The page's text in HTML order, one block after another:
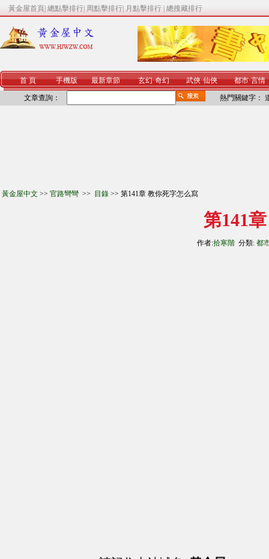
黃金屋首頁 總點擊排行 周點擊排行 月點擊排行 總搜藏排行
首 頁 手機版 最新章節 玄幻·奇幻 武俠·仙俠 都市·言情
文章查詢： 熱門關鍵字：
黃金屋中文 >> 官路彎彎 >> 目錄 >> 第141章 教你死字怎么寫
第141
作者:拾寒階 分類: 都